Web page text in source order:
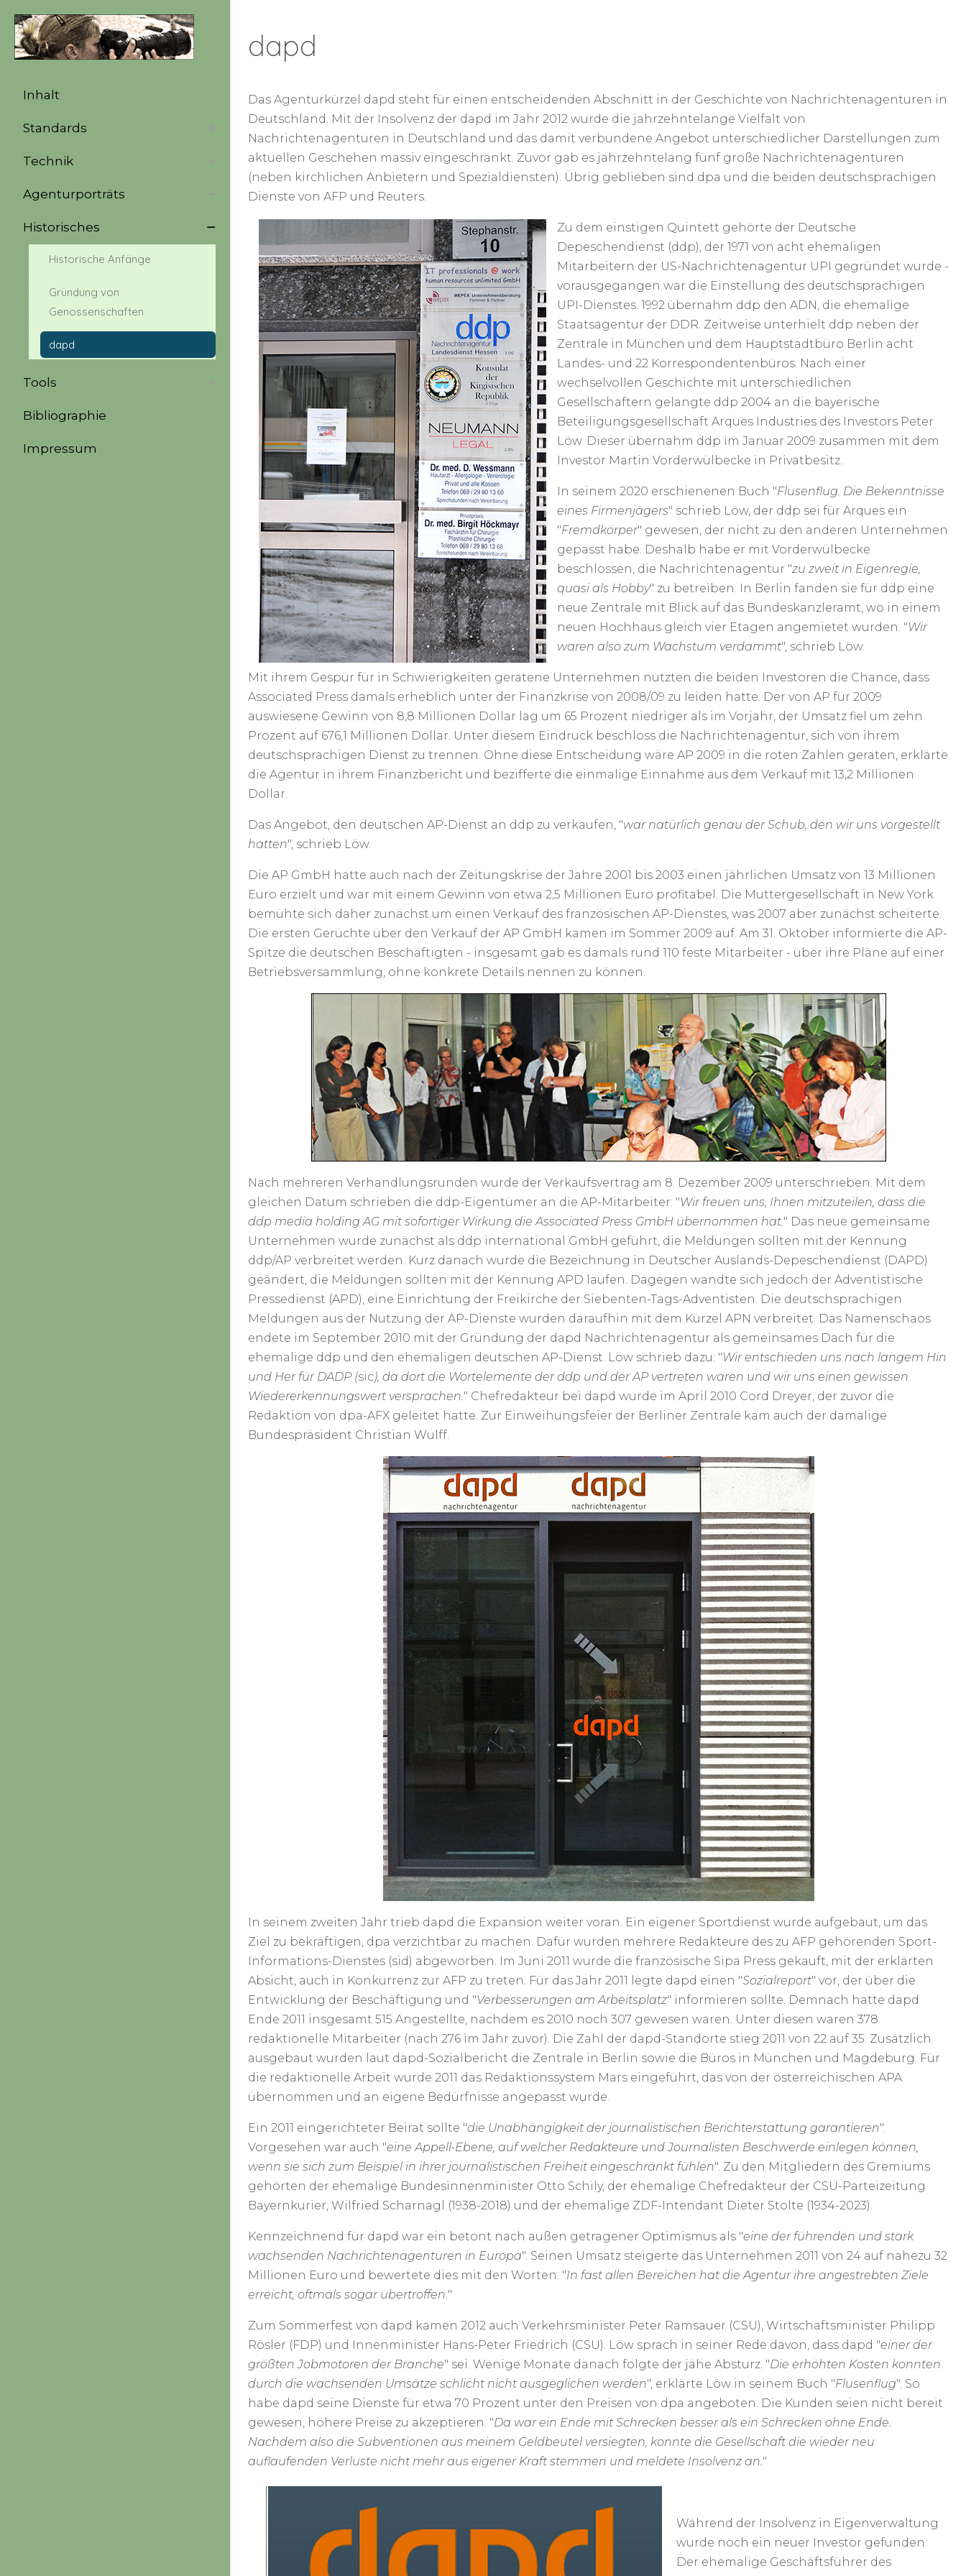
Inhalt
Standards
Technik
Agenturporträts
Historisches
Historische Anfänge
Gründung von
Genossenschaften
dapd
Tools
Bibliographie
Impressum
dapd
Das Agenturkürzel dapd steht für einen entscheidenden Abschnitt in der Geschichte von Nachrichtenagenturen in
Deutschland. Mit der Insolvenz der dapd im Jahr 2012 wurde die jahrzehntelange Vielfalt von
Nachrichtenagenturen in Deutschland und das damit verbundene Angebot unterschiedlicher Darstellungen zum
aktuellen Geschehen massiv eingeschränkt. Zuvor gab es jahrzehntelang fünf große Nachrichtenagenturen
(neben kirchlichen Anbietern und Spezialdiensten). Übrig geblieben sind dpa und die beiden deutschsprachigen
Dienste von AFP und Reuters.
Zu dem einstigen Quintett gehörte der Deutsche
Depeschendienst (ddp), der 1971 von acht ehemaligen
Mitarbeitern der US-Nachrichtenagentur UPI gegründet wurde -
vorausgegangen war die Einstellung des deutschsprachigen
UPI-Dienstes. 1992 übernahm ddp den ADN, die ehemalige
Staatsagentur der DDR. Zeitweise unterhielt ddp neben der
Zentrale in München und dem Hauptstadtbüro Berlin acht
Landes- und 22 Korrespondentenbüros. Nach einer
wechselvollen Geschichte mit unterschiedlichen
Gesellschaftern gelangte ddp 2004 an die bayerische
Beteiligungsgesellschaft Arques Industries des Investors Peter
Löw. Dieser übernahm ddp im Januar 2009 zusammen mit dem
Investor Martin Vorderwülbecke in Privatbesitz.
In seinem 2020 erschienenen Buch "Flusenflug. Die Bekenntnisse
eines Firmenjägers" schrieb Löw, der ddp sei für Arques ein
"Fremdkörper" gewesen, der nicht zu den anderen Unternehmen
gepasst habe. Deshalb habe er mit Vorderwülbecke
beschlossen, die Nachrichtenagentur "zu zweit in Eigenregie,
quasi als Hobby" zu betreiben. In Berlin fanden sie für ddp eine
neue Zentrale mit Blick auf das Bundeskanzleramt, wo in einem
neuen Hochhaus gleich vier Etagen angemietet wurden. "Wir
waren also zum Wachstum verdammt", schrieb Löw.
Mit ihrem Gespür für in Schwierigkeiten geratene Unternehmen nutzten die beiden Investoren die Chance, dass
Associated Press damals erheblich unter der Finanzkrise von 2008/09 zu leiden hatte. Der von AP für 2009
auswiesene Gewinn von 8,8 Millionen Dollar lag um 65 Prozent niedriger als im Vorjahr, der Umsatz fiel um zehn
Prozent auf 676,1 Millionen Dollar. Unter diesem Eindruck beschloss die Nachrichtenagentur, sich von ihrem
deutschsprachigen Dienst zu trennen. Ohne diese Entscheidung wäre AP 2009 in die roten Zahlen geraten, erklärte
die Agentur in ihrem Finanzbericht und bezifferte die einmalige Einnahme aus dem Verkauf mit 13,2 Millionen
Dollar.
Das Angebot, den deutschen AP-Dienst an ddp zu verkaufen, "war natürlich genau der Schub, den wir uns vorgestellt
hatten", schrieb Löw.
Die AP GmbH hatte auch nach der Zeitungskrise der Jahre 2001 bis 2003 einen jährlichen Umsatz von 13 Millionen
Euro erzielt und war mit einem Gewinn von etwa 2,5 Millionen Euro profitabel. Die Muttergesellschaft in New York
bemühte sich daher zunächst um einen Verkauf des französischen AP-Dienstes, was 2007 aber zunächst scheiterte.
Die ersten Gerüchte über den Verkauf der AP GmbH kamen im Sommer 2009 auf. Am 31. Oktober informierte die AP-
Spitze die deutschen Beschäftigten - insgesamt gab es damals rund 110 feste Mitarbeiter - über ihre Pläne auf einer
Betriebsversammlung, ohne konkrete Details nennen zu können.
Nach mehreren Verhandlungsrunden wurde der Verkaufsvertrag am 8. Dezember 2009 unterschrieben. Mit dem
gleichen Datum schrieben die ddp-Eigentümer an die AP-Mitarbeiter: "Wir freuen uns, Ihnen mitzuteilen, dass die
ddp media holding AG mit sofortiger Wirkung die Associated Press GmbH übernommen hat." Das neue gemeinsame
Unternehmen wurde zunächst als ddp international GmbH geführt, die Meldungen sollten mit der Kennung
ddp/AP verbreitet werden. Kurz danach wurde die Bezeichnung in Deutscher Auslands-Depeschendienst (DAPD)
geändert, die Meldungen sollten mit der Kennung APD laufen. Dagegen wandte sich jedoch der Adventistische
Pressedienst (APD), eine Einrichtung der Freikirche der Siebenten-Tags-Adventisten. Die deutschsprachigen
Meldungen aus der Nutzung der AP-Dienste wurden daraufhin mit dem Kürzel APN verbreitet. Das Namenschaos
endete im September 2010 mit der Gründung der dapd Nachrichtenagentur als gemeinsames Dach für die
ehemalige ddp und den ehemaligen deutschen AP-Dienst. Löw schrieb dazu: "Wir entschieden uns nach langem Hin
und Her für DADP (sic), da dort die Wortelemente der ddp und der AP vertreten waren und wir uns einen gewissen
Wiedererkennungswert versprachen." Chefredakteur bei dapd wurde im April 2010 Cord Dreyer, der zuvor die
Redaktion von dpa-AFX geleitet hatte. Zur Einweihungsfeier der Berliner Zentrale kam auch der damalige
Bundespräsident Christian Wulff.
In seinem zweiten Jahr trieb dapd die Expansion weiter voran. Ein eigener Sportdienst wurde aufgebaut, um das
Ziel zu bekräftigen, dpa verzichtbar zu machen. Dafür wurden mehrere Redakteure des zu AFP gehörenden Sport-
Informations-Dienstes (sid) abgeworben. Im Juni 2011 wurde die französische Sipa Press gekauft, mit der erklärten
Absicht, auch in Konkurrenz zur AFP zu treten. Für das Jahr 2011 legte dapd einen "Sozialreport" vor, der über die
Entwicklung der Beschäftigung und "Verbesserungen am Arbeitsplatz" informieren sollte. Demnach hatte dapd
Ende 2011 insgesamt 515 Angestellte, nachdem es 2010 noch 307 gewesen waren. Unter diesen waren 378
redaktionelle Mitarbeiter (nach 276 im Jahr zuvor). Die Zahl der dapd-Standorte stieg 2011 von 22 auf 35. Zusätzlich
ausgebaut wurden laut dapd-Sozialbericht die Zentrale in Berlin sowie die Büros in München und Magdeburg. Für
die redaktionelle Arbeit wurde 2011 das Redaktionssystem Mars eingeführt, das von der österreichischen APA
übernommen und an eigene Bedürfnisse angepasst wurde.
Ein 2011 eingerichteter Beirat sollte "die Unabhängigkeit der journalistischen Berichterstattung garantieren".
Vorgesehen war auch "eine Appell-Ebene, auf welcher Redakteure und Journalisten Beschwerde einlegen können,
wenn sie sich zum Beispiel in ihrer journalistischen Freiheit eingeschränkt fühlen". Zu den Mitgliedern des Gremiums
gehörten der ehemalige Bundesinnenminister Otto Schily, der ehemalige Chefredakteur der CSU-Parteizeitung
Bayernkurier, Wilfried Scharnagl (1938-2018) und der ehemalige ZDF-Intendant Dieter Stolte (1934-2023).
Kennzeichnend für dapd war ein betont nach außen getragener Optimismus als "eine der führenden und stark
wachsenden Nachrichtenagenturen in Europa". Seinen Umsatz steigerte das Unternehmen 2011 von 24 auf nahezu 32
Millionen Euro und bewertete dies mit den Worten: "In fast allen Bereichen hat die Agentur ihre angestrebten Ziele
erreicht, oftmals sogar übertroffen."
Zum Sommerfest von dapd kamen 2012 auch Verkehrsminister Peter Ramsauer (CSU), Wirtschaftsminister Philipp
Rösler (FDP) und Innenminister Hans-Peter Friedrich (CSU). Löw sprach in seiner Rede davon, dass dapd "einer der
größten Jobmotoren der Branche" sei. Wenige Monate danach folgte der jähe Absturz. "Die erhöhten Kosten konnten
durch die wachsenden Umsätze schlicht nicht ausgeglichen werden", erklärte Löw in seinem Buch "Flusenflug". So
habe dapd seine Dienste für etwa 70 Prozent unter den Preisen von dpa angeboten. Die Kunden seien nicht bereit
gewesen, höhere Preise zu akzeptieren. "Da war ein Ende mit Schrecken besser als ein Schrecken ohne Ende.
Nachdem also die Subventionen aus meinem Geldbeutel versiegten, konnte die Gesellschaft die wieder neu
auflaufenden Verluste nicht mehr aus eigener Kraft stemmen und meldete Insolvenz an."
Während der Insolvenz in Eigenverwaltung
wurde noch ein neuer Investor gefunden:
Der ehemalige Geschäftsführer des